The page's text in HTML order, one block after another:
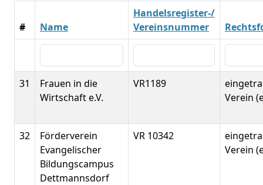
# Name
Handelsregister-/
Vereinsnummer
31
Frauen in die
Wirtschaft e.V.
VR1189
Verein
32
Förderverein
Evangelischer
Bildungscampus
Dettmannsdorf
VR 10342
Verein